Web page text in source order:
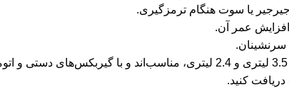
یا سوت هنگام ترمزگیری.
عمر آن.
این لنت‌ها برای مدل‌های مختلف آریون، از جمله 3.5 لیتری و 2.4 لیتری،
کنید.